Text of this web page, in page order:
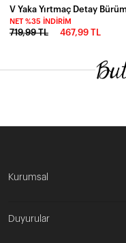
NET %35 İNDIRIM
719,99 TL 467,99 TL
Kurumsal
Duyurular